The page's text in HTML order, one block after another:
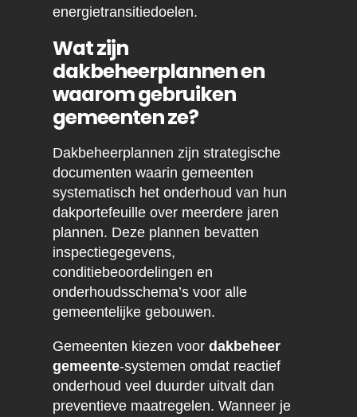
energietransitiedoelen.
Wat zijn
dakbeheerplannen en
waarom gebruiken
gemeenten ze?
Dakbeheerplannen zijn strategische
documenten waarin gemeenten
systematisch het onderhoud van hun
dakportefeuille over meerdere jaren
plannen. Deze plannen bevatten
inspectiegegevens,
conditiebeoordelingen en
onderhoudsschema’s voor alle
gemeentelijke gebouwen.
Gemeenten kiezen voor dakbeheer
gemeente-systemen omdat reactief
onderhoud veel duurder uitvalt dan
preventieve maatregelen. Wanneer je